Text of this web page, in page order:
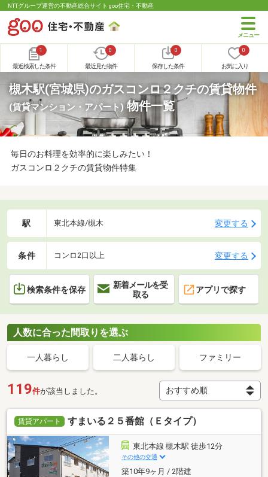
NTTグループ運営の不動産総合サイト goo住宅・不動産
1
最近検索した条件
0
最近見た物件
0
保存した条件
0
お気に入り
槻木駅(宮城県)のガスコンロ２クチの賃貸物件
(賃貸マンション・アパート)物件一覧
毎日のお料理を効率的に楽しみたい！
ガスコンロ２クチの賃貸物件特集
駅 東北本線/槻木 変更する
条件 コンロ2口以上 変更する
検索条件を保存
新着メールを受
取る
アプリで探す
人数に合った間取りを選ぶ
一人暮らし 二人暮らし ファミリー
119件が該当しました。
賃貸アパート すまいる２５番館（Ｅタイプ）
東北本線 槻木駅 徒歩12分
その他の交通
築10年9ヶ月 / 2階建